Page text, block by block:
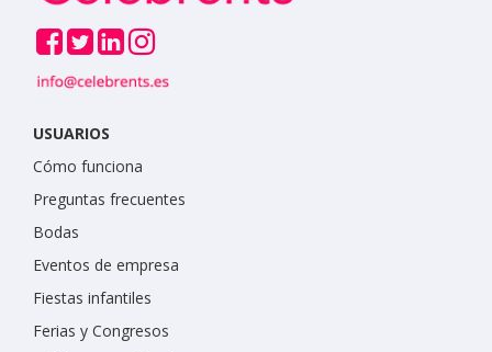
USUARIOS
Cómo funciona
Preguntas frecuentes
Bodas
Eventos de empresa
Fiestas infantiles
Ferias y Congresos